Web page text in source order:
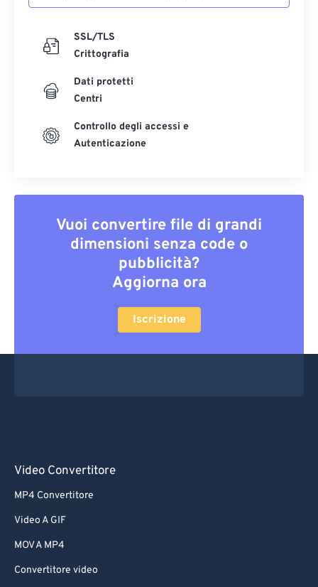
SSL/TLS
Crittografia
Dati protetti
Centri
Controllo degli accessi e
Autenticazione
Vuoi convertire file di grandi
dimensioni senza code o
pubblicità?
Aggiorna ora
Iscrizione
Video Convertitore
MP4 Convertitore
Video A GIF
MOV A MP4
Convertitore video